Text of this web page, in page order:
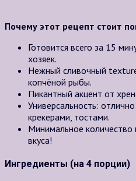
Почему этот рецепт стоит
Готовится всего за 15
хозяек.
Нежный сливочный
копчёной рыбы.
Пикантный акцент от
Универсальность:
крекерами, тостами.
Минимальное
вкуса!
Ингредиенты (на 4 порции)